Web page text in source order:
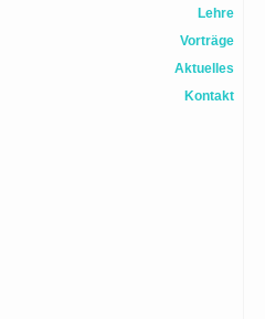
Lehre
Vorträge
Aktuelles
Kontakt